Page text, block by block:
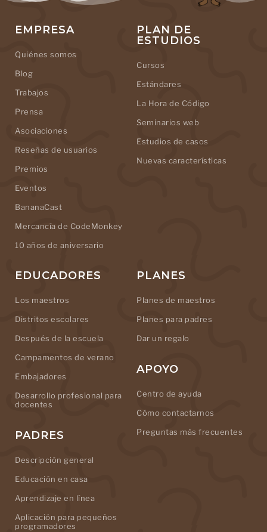
EMPRESA
Quiénes somos
Blog
Trabajos
Prensa
Asociaciones
Reseñas de usuarios
Premios
Eventos
BananaCast
Mercancía de CodeMonkey
10 años de aniversario
PLAN DE
ESTUDIOS
Cursos
Estándares
La Hora de Código
Seminarios web
Estudios de casos
Nuevas características
EDUCADORES
Los maestros
Distritos escolares
Después de la escuela
Campamentos de verano
Embajadores
Desarrollo profesional para
docentes
PADRES
Descripción general
Educación en casa
Aprendizaje en línea
Aplicación para pequeños
programadores
PLANES
Planes de maestros
Planes para padres
Dar un regalo
APOYO
Centro de ayuda
Cómo contactarnos
Preguntas más frecuentes